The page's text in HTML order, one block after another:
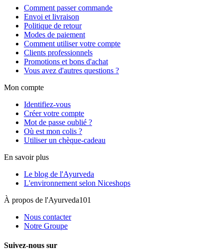
Comment passer commande
Envoi et livraison
Politique de retour
Modes de paiement
Comment utiliser votre compte
Clients professionnels
Promotions et bons d'achat
Vous avez d'autres questions ?
Mon compte
Identifiez-vous
Créer votre compte
Mot de passe oublié ?
Où est mon colis ?
Utiliser un chèque-cadeau
En savoir plus
Le blog de l'Ayurveda
L'environnement selon Niceshops
À propos de l'Ayurveda101
Nous contacter
Notre Groupe
Suivez-nous sur